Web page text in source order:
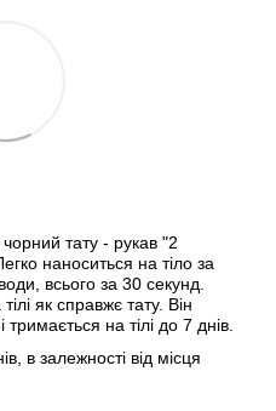
тату - рукав "2
наноситься на тіло за
всього за 30 секунд.
як справжє тату. Він
тримається на тілі до 7 днів.
в залежності від місця